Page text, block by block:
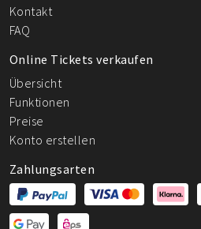
Kontakt
FAQ
Online Tickets verkaufen
Übersicht
Funktionen
Preise
Konto erstellen
Zahlungsarten